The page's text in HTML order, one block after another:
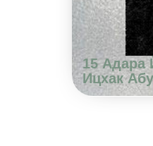
15 Адара
Ицхак